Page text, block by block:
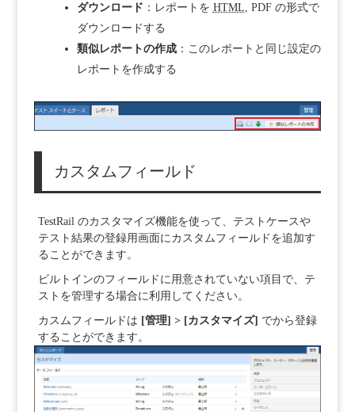
ダウンロード ：レポートを HTML , PDF の形式で
ダウンロードする
類似レポートの作成：このレポートと同じ設定の
レポートを作成する
カスタムフィールド
TestRail のカスタマイズ機能を使って、テストケースや
テスト結果の登録用画面にカスタムフィールドを追加す
ることができます。
ビルトインのフィールドに用意されていない項目で、テ
ストを管理する場合に利用してください。
カスムフィールドは [管理] > [カスタマイズ] でから登録
することができます。